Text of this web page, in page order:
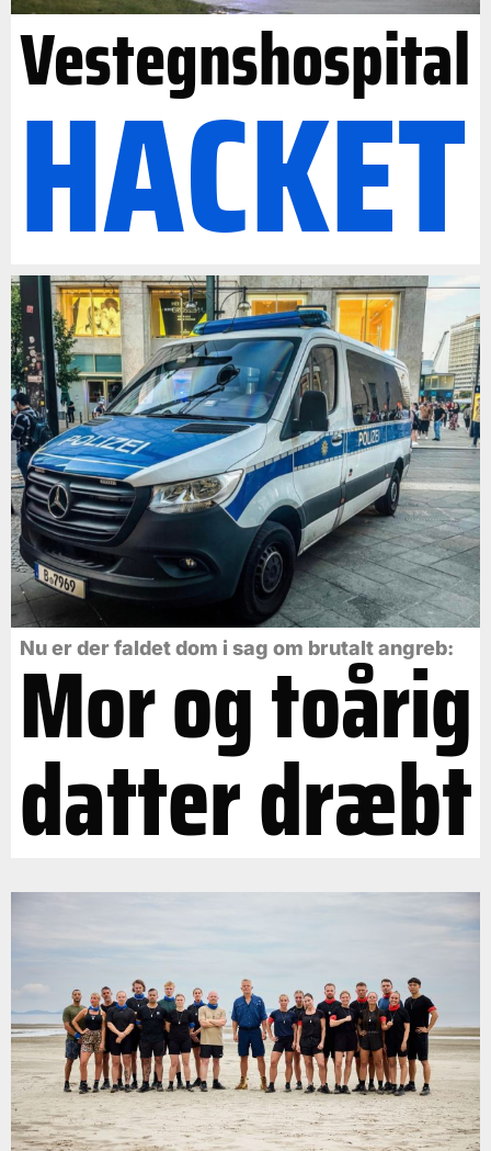
Vestegnshospital
HACKET
Nu er der faldet dom i sag om brutalt angreb:
Mor og toårig
datter dræbt